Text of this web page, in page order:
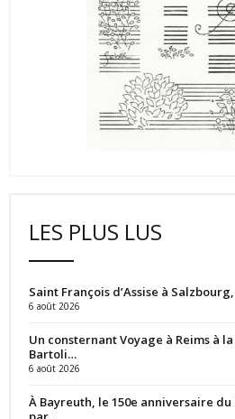
LES PLUS LUS
Saint François d’Assise à
6 août 2026
Un consternant Voyage à Reims à
Bartoli…
6 août 2026
À Bayreuth, le 150e anniversaire